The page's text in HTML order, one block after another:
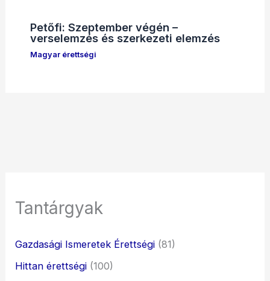
Petőfi: Szeptember végén –
verselemzés és szerkezeti elemzés
Magyar érettségi
Tantárgyak
Gazdasági Ismeretek Érettségi (81)
Hittan érettségi (100)